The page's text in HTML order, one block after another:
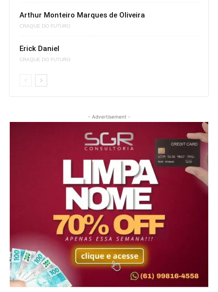
Arthur Monteiro Marques de Oliveira
CRAQUE DO FUTURO
Erick Daniel
CRAQUE DO FUTURO
- Advertisement -